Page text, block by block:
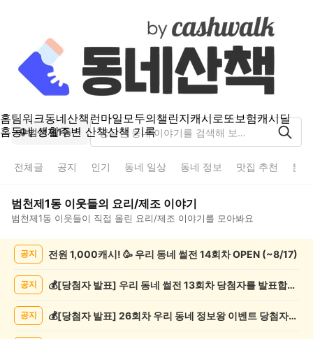
홈팀워크동네산책런마일모두의챌린지캐시로또보험캐시딜
홈동네 생활주변 산책산책 기록
범천제1동
전체글 공지 인기 동네 일상 동네 정보 맛집 추천 분
범천제1동 이웃들의 요리/제조 이야기
범천제1동 이웃들이 직접 올린 요리/제조 이야기를 모아봐요
리/
공지 전원 1,000캐시! 🥳 우리 동네 썰전 14회차 OPEN (~8/17)
공지 💰[당첨자 발표] 우리 동네 썰전 13회차 당첨자를 발표합니다!
공지 💰[당첨자 발표] 26회차 우리 동네 정보왕 이벤트 당첨자를 발표합니다!